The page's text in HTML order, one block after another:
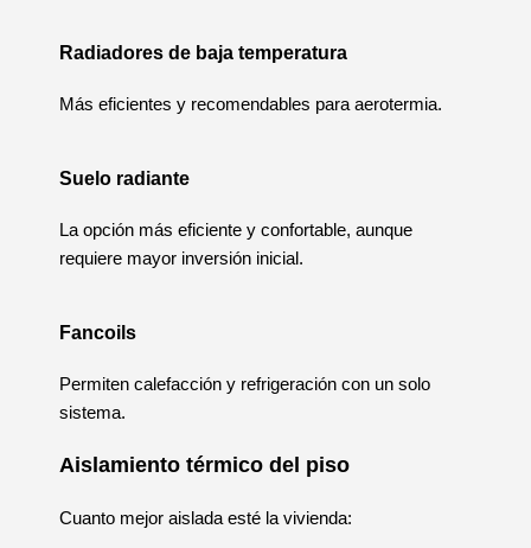
Radiadores de baja temperatura
Más eficientes y recomendables para aerotermia.
Suelo radiante
La opción más eficiente y confortable, aunque
requiere mayor inversión inicial.
Fancoils
Permiten calefacción y refrigeración con un solo
sistema.
Aislamiento térmico del piso
Cuanto mejor aislada esté la vivienda: